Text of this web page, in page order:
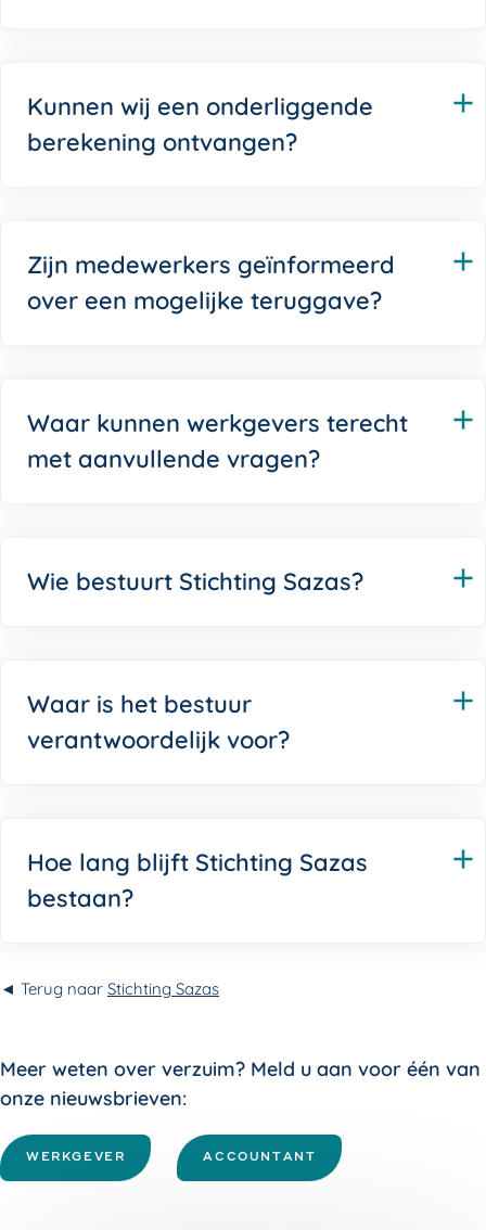
Kunnen wij een onderliggende
berekening ontvangen?
Zijn medewerkers geïnformeerd
over een mogelijke teruggave?
Waar kunnen werkgevers terecht
met aanvullende vragen?
Wie bestuurt Stichting Sazas?
Waar is het bestuur
verantwoordelijk voor?
Hoe lang blijft Stichting Sazas
bestaan?
◄ Terug naar Stichting Sazas
Meer weten over verzuim? Meld u aan voor één van
onze nieuwsbrieven:
WERKGEVER ACCOUNTANT